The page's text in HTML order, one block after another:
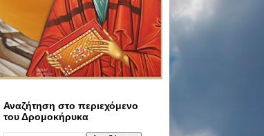
Αναζήτηση στο περιεχόμενο
του Δρομοκήρυκα